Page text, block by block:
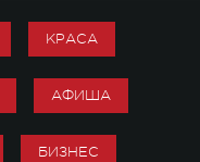
КРАСА
АФИША
БИЗНЕС